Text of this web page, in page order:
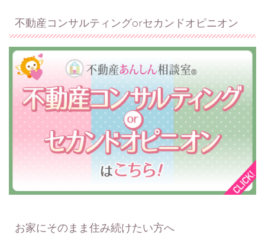
不動産コンサルティングorセカンドオピニオン
お家にそのまま住み続けたい方へ